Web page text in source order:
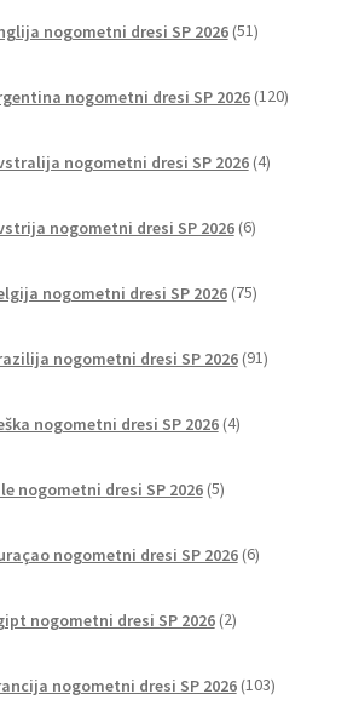
nogometni dresi SP 2026 51izdelkov
nogometni dresi SP 2026 120izdelkov
nogometni dresi SP 2026 4izdelki
nogometni dresi SP 2026 6izdelkov
nogometni dresi SP 2026 75izdelkov
nogometni dresi SP 2026 91izdelkov
nogometni dresi SP 2026 4izdelki
nogometni dresi SP 2026 5izdelkov
nogometni dresi SP 2026 6izdelkov
nogometni dresi SP 2026 2izdelka
nogometni dresi SP 2026 103izdelki